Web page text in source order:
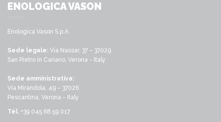
ENOLOGICA VASON
Enologica Vason S.p.A.
Sede legale: Via Nassar, 37 – 37029
San Pietro in Cariano, Verona - Italy
Sede amministrativa:
Via Mirandola, 49 – 37026
Pescantina, Verona - Italy
Tél. +39 045 68 59 017